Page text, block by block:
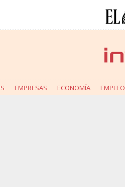
EMPRESAS ECONOMÍA EMPLEO